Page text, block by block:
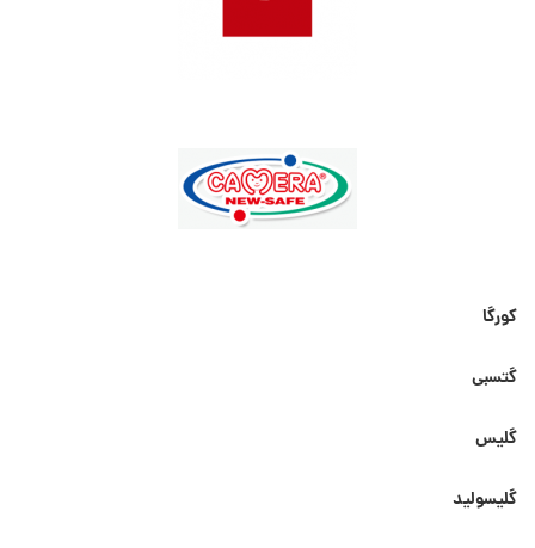
کورگا
گتسبی
گلیس
گلیسولید